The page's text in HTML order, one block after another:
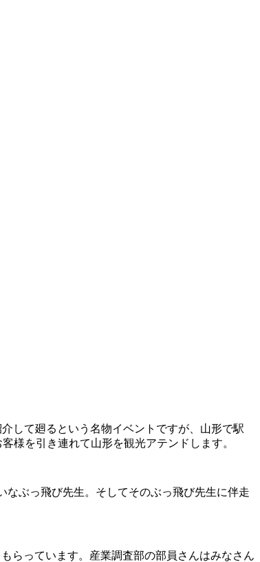
して廻るという名物イベントですが、山形で駅
様を引き連れて山形を観光アテンドします。
なぶっ飛び先生。そしてそのぶっ飛び先生に伴走
らっています。産業調査部の部員さんはみなさん